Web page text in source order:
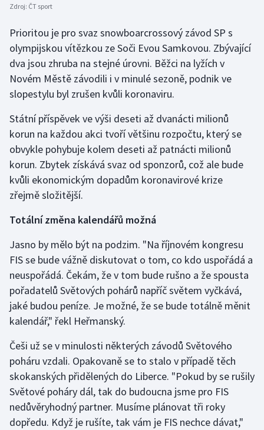
Short track
Sportovní střelba
Stolní tenis
Triatlon
Veslování
Vodní slalom
Volejbal
Zdroj: ČT sport
Prioritou je pro svaz snowboarcrossový závod SP s
olympijskou vítězkou ze Soči Evou Samkovou. Zbývající
dva jsou zhruba na stejné úrovni. Běžci na lyžích v
Novém Městě závodili i v minulé sezoně, podnik ve
slopestylu byl zrušen kvůli koronaviru.
Státní příspěvek ve výši deseti až dvanácti milionů
korun na každou akci tvoří většinu rozpočtu, který se
obvykle pohybuje kolem deseti až patnácti milionů
korun. Zbytek získává svaz od sponzorů, což ale bude
kvůli ekonomickým dopadům koronavirové krize
zřejmě složitější.
Totální změna kalendářů možná
Jasno by mělo být na podzim. "Na říjnovém kongresu
FIS se bude vážně diskutovat o tom, co kdo uspořádá a
neuspořádá. Čekám, že v tom bude rušno a že spousta
pořadatelů Světových pohárů napříč světem vyčkává,
jaké budou peníze. Je možné, že se bude totálně měnit
kalendář," řekl Heřmanský.
Češi už se v minulosti některých závodů Světového
poháru vzdali. Opakovaně se to stalo v případě těch
skokanských přidělených do Liberce. "Pokud by se rušily
Světové poháry dál, tak do budoucna jsme pro FIS
nedůvěryhodný partner. Musíme plánovat tři roky
dopředu. Když je rušíte, tak vám je FIS nechce dávat,"